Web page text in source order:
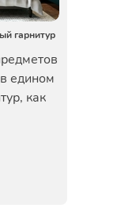
гарнитур
едином
как